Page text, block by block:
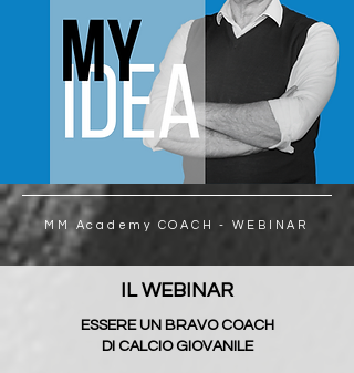
MM Academy COACH - WEBINAR
IL WEBINAR
ESSERE UN BRAVO COACH
DI CALCIO GIOVANILE